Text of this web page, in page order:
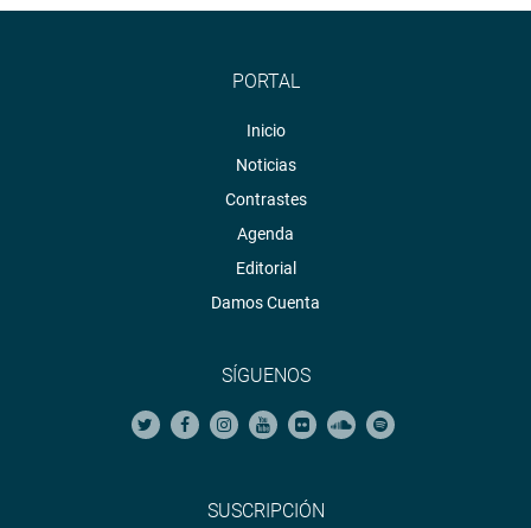
PORTAL
Inicio
Noticias
Contrastes
Agenda
Editorial
Damos Cuenta
SÍGUENOS
SUSCRIPCIÓN